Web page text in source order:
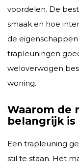
voordelen. De
smaak en hoe
de
trapleuningen
weloverwogen
woning.
Waarom de
belangrijk is
Een trapleuning
stil te staan. Het